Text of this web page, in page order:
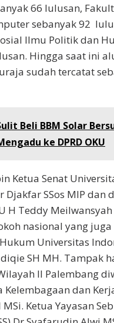
66 lulusan,
sebanyak 92
Ilmu Politik dan
Hingga saat ini
sudah tercatat
Beli BBM Solar
ke DPRD OKU
Ketua Senat
Djakfar SSos MIP dan
H Teddy Meilwansyah
nasional yang juga
Universitas
SH MH. Tampak
II Palembang
Kelembagaan dan
Ketua Yayasan